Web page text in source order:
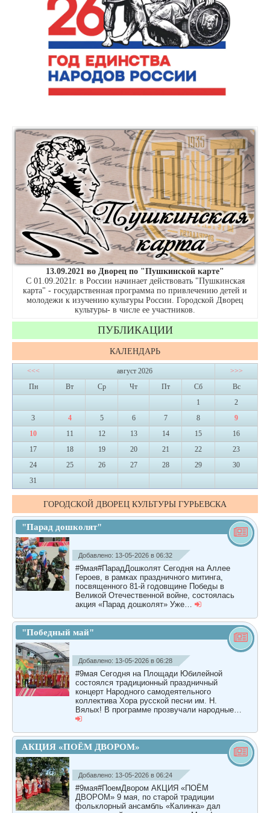
13.09.2021 во Дворец по "Пушкинской карте"
С 01.09.2021г. в России начинает действовать "Пушкинская
карта" - государственная программа по привлечению детей и
молодежи к изучению культуры России. Городской Дворец
культуры- в числе ее участников.
ПУБЛИКАЦИИ
КАЛЕНДАРЬ
<<< август 2026
>>>
Пн
Вт Ср Чт Пт Сб
Вс
1
2
3
4 5 6 7 8
9
10
11 12 13 14 15
16
17
18 19 20 21 22
23
24
25 26 27 28 29
30
31
ГОРОДСКОЙ ДВОРЕЦ КУЛЬТУРЫ ГУРЬЕВСКА
"Парад дошколят"
Добавлено: 13-05-2026 в 06:32
#9мая#ПарадДошколят Сегодня на Аллее
Героев, в рамках праздничного митинга,
посвященного 81-й годовщине Победы в
Великой Отечественной войне, состоялась
акция «Парад дошколят» Уже…
"Победный май"
Добавлено: 13-05-2026 в 06:28
#9мая Сегодня на Площади Юбилейной
состоялся традиционный праздничный
концерт Народного самодеятельного
коллектива Хора русской песни им. Н.
Вялых! В программе прозвучали народные…
АКЦИЯ «ПОËМ ДВОРОМ»
Добавлено: 13-05-2026 в 06:24
#9мая#ПоемДвором АКЦИЯ «ПОËМ
ДВОРОМ» 9 мая, по старой традиции
фольклорный ансамбль «Калинка» дал